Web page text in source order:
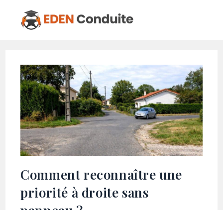
Comment reconnaître une
priorité à droite sans